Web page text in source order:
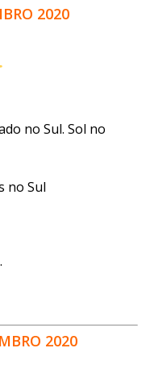
2020
no Sul. Sol no
no Sul
2020